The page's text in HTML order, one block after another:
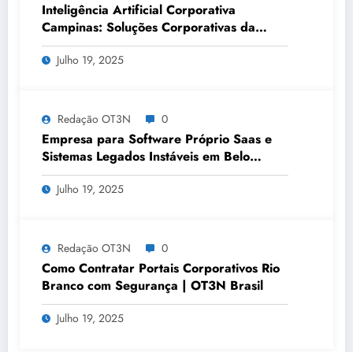
Inteligência Artificial Corporativa
Campinas: Soluções Corporativas da
OT3N Brasil – Guia 3083
Julho 19, 2025
Redação OT3N 0
Empresa para Software Próprio Saas e
Sistemas Legados Instáveis em Belo
Horizonte | OT3N Brasil – Guia 3449
Julho 19, 2025
Redação OT3N 0
Como Contratar Portais Corporativos Rio
Branco com Segurança | OT3N Brasil
Julho 19, 2025